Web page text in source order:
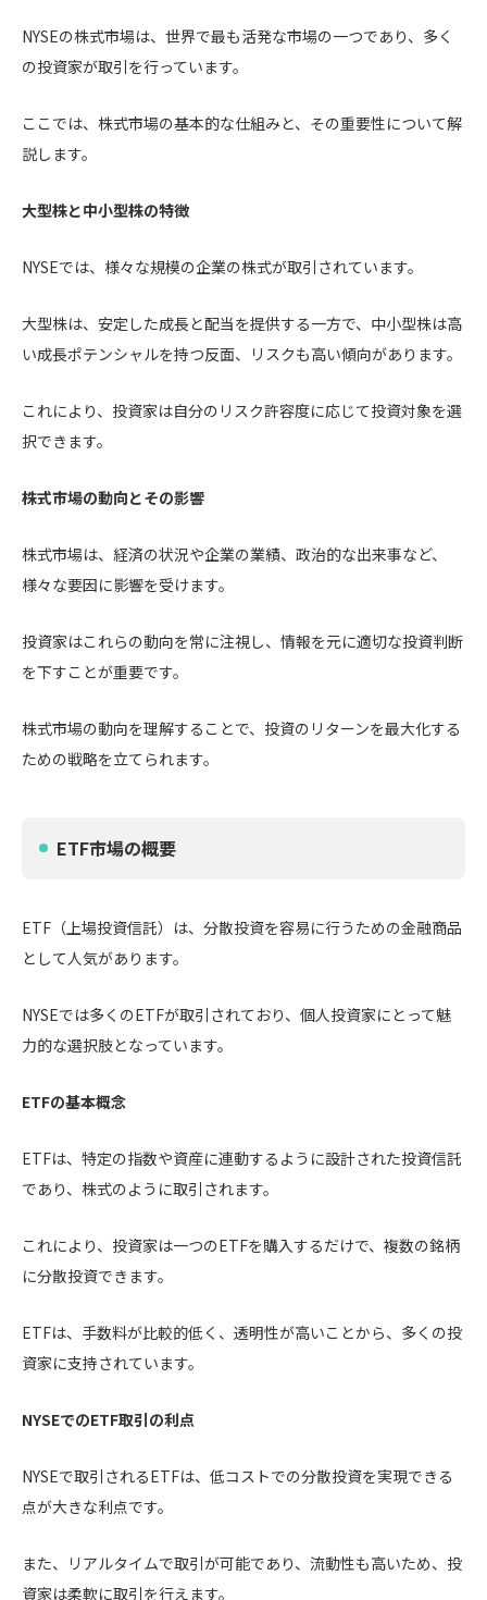
NYSEの株式市場は、世界で最も活発な市場の一つであり、多く
の投資家が取引を行っています。
ここでは、株式市場の基本的な仕組みと、その重要性について解
説します。
大型株と中小型株の特徴
NYSEでは、様々な規模の企業の株式が取引されています。
大型株は、安定した成長と配当を提供する一方で、中小型株は高
い成長ポテンシャルを持つ反面、リスクも高い傾向があります。
これにより、投資家は自分のリスク許容度に応じて投資対象を選
択できます。
株式市場の動向とその影響
株式市場は、経済の状況や企業の業績、政治的な出来事など、
様々な要因に影響を受けます。
投資家はこれらの動向を常に注視し、情報を元に適切な投資判断
を下すことが重要です。
株式市場の動向を理解することで、投資のリターンを最大化する
ための戦略を立てられます。
ETF市場の概要
ETF（上場投資信託）は、分散投資を容易に行うための金融商品
として人気があります。
NYSEでは多くのETFが取引されており、個人投資家にとって魅
力的な選択肢となっています。
ETFの基本概念
ETFは、特定の指数や資産に連動するように設計された投資信託
であり、株式のように取引されます。
これにより、投資家は一つのETFを購入するだけで、複数の銘柄
に分散投資できます。
ETFは、手数料が比較的低く、透明性が高いことから、多くの投
資家に支持されています。
NYSEでのETF取引の利点
NYSEで取引されるETFは、低コストでの分散投資を実現できる
点が大きな利点です。
また、リアルタイムで取引が可能であり、流動性も高いため、投
資家は柔軟に取引を行えます。